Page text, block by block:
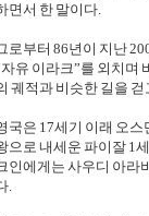
면서 한 말이다.
로부터 86년이 지난
유 이라크”를 외치며
궤적과 비슷한 길을
국은 17세기 이래 오
으로 내세운 파이잘 1
인에게는 사우디 아라
.